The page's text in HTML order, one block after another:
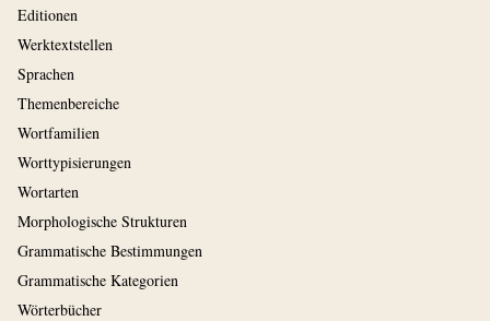
Editionen
Werktextstellen
Sprachen
Themenbereiche
Wortfamilien
Worttypisierungen
Wortarten
Morphologische Strukturen
Grammatische Bestimmungen
Grammatische Kategorien
Wörterbücher